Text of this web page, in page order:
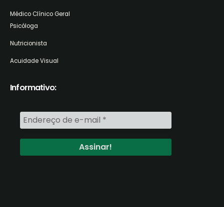
Médico Clínico Geral
Psicóloga
Nutricionista
Acuidade Visual
Informativo: